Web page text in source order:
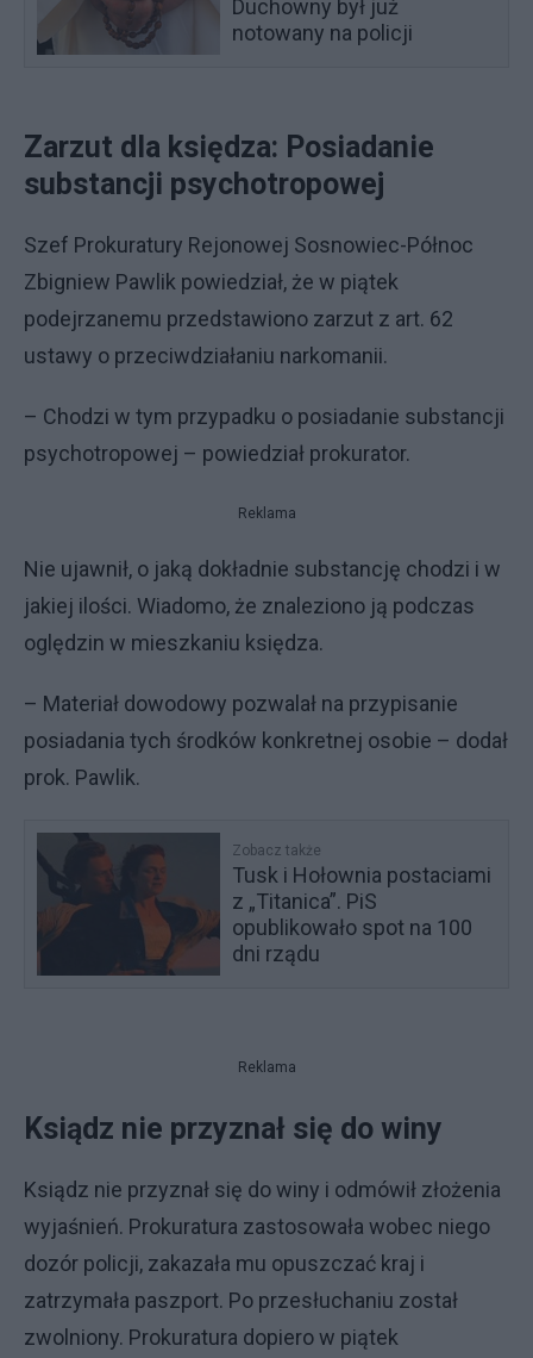
Duchowny był już
notowany na policji
Zarzut dla księdza: Posiadanie
substancji psychotropowej
Szef Prokuratury Rejonowej Sosnowiec-Północ
Zbigniew Pawlik powiedział, że w piątek
podejrzanemu przedstawiono zarzut z art. 62
ustawy o przeciwdziałaniu narkomanii.
– Chodzi w tym przypadku o posiadanie substancji
psychotropowej – powiedział prokurator.
Reklama
Nie ujawnił, o jaką dokładnie substancję chodzi i w
jakiej ilości. Wiadomo, że znaleziono ją podczas
oględzin w mieszkaniu księdza.
– Materiał dowodowy pozwalał na przypisanie
posiadania tych środków konkretnej osobie – dodał
prok. Pawlik.
Zobacz także
Tusk i Hołownia postaciami
z „Titanica”. PiS
opublikowało spot na 100
dni rządu
Reklama
Ksiądz nie przyznał się do winy
Ksiądz nie przyznał się do winy i odmówił złożenia
wyjaśnień. Prokuratura zastosowała wobec niego
dozór policji, zakazała mu opuszczać kraj i
zatrzymała paszport. Po przesłuchaniu został
zwolniony. Prokuratura dopiero w piątek